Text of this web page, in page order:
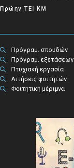
Πρώην ΤΕΙ ΚΜ
Πρόγραμ. σπουδών
Πρόγραμ. εξετάσεων
Πτυχιακή εργασία
Αιτήσεις φοιτητών
Φοιτητική μέριμνα